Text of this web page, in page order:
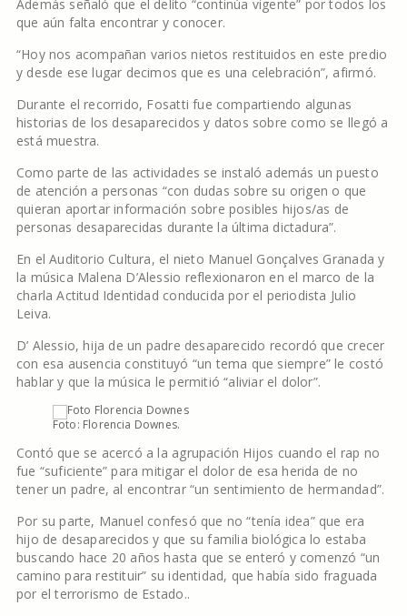
Además señaló que el delito “continúa vigente” por todos los
que aún falta encontrar y conocer.
“Hoy nos acompañan varios nietos restituidos en este predio
y desde ese lugar decimos que es una celebración”, afirmó.
Durante el recorrido, Fosatti fue compartiendo algunas
historias de los desaparecidos y datos sobre como se llegó a
está muestra.
Como parte de las actividades se instaló además un puesto
de atención a personas “con dudas sobre su origen o que
quieran aportar información sobre posibles hijos/as de
personas desaparecidas durante la última dictadura”.
En el Auditorio Cultura, el nieto Manuel Gonçalves Granada y
la música Malena D’Alessio reflexionaron en el marco de la
charla Actitud Identidad conducida por el periodista Julio
Leiva.
D’ Alessio, hija de un padre desaparecido recordó que crecer
con esa ausencia constituyó “un tema que siempre” le costó
hablar y que la música le permitió “aliviar el dolor”.
Foto: Florencia Downes.
Contó que se acercó a la agrupación Hijos cuando el rap no
fue “suficiente” para mitigar el dolor de esa herida de no
tener un padre, al encontrar “un sentimiento de hermandad”.
Por su parte, Manuel confesó que no “tenía idea” que era
hijo de desaparecidos y que su familia biológica lo estaba
buscando hace 20 años hasta que se enteró y comenzó “un
camino para restituir” su identidad, que había sido fraguada
por el terrorismo de Estado..